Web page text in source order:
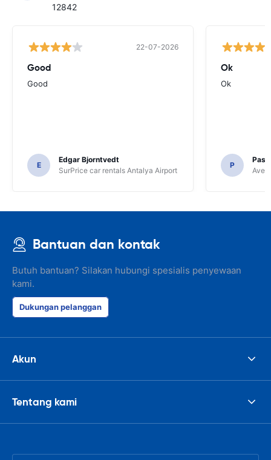
12842
22-07-2026
Good
Good
E
Edgar Bjorntvedt
SurPrice car rentals Antalya Airport
Ok
Ok
P
Avec
Bantuan dan kontak
Butuh bantuan? Silakan hubungi spesialis penyewaan
kami.
Dukungan pelanggan
Akun
Tentang kami